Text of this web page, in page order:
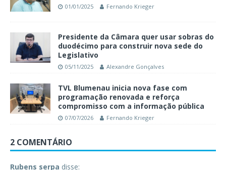
01/01/2025 Fernando Krieger
Presidente da Câmara quer usar sobras do
duodécimo para construir nova sede do
Legislativo
05/11/2025 Alexandre Gonçalves
TVL Blumenau inicia nova fase com
programação renovada e reforça
compromisso com a informação pública
07/07/2026 Fernando Krieger
2 COMENTÁRIO
Rubens serpa disse: